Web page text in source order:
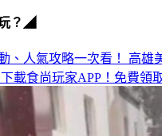
？◢
、人氣攻略一次看！ 高雄
下載食尚玩家APP！免費領